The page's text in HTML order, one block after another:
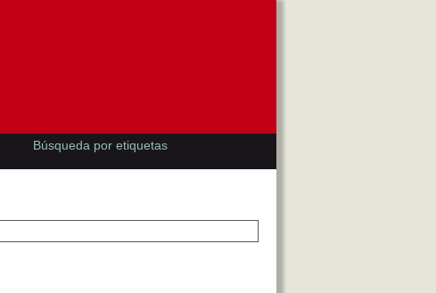
Búsqueda por etiquetas